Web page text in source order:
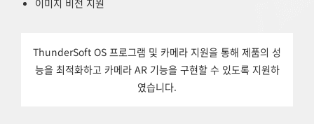
ThunderSoft OS 프로그램 및 카메라 지원을 통해 제품의 성
능을 최적화하고 카메라 AR 기능을 구현할 수 있도록 지원하
였습니다.